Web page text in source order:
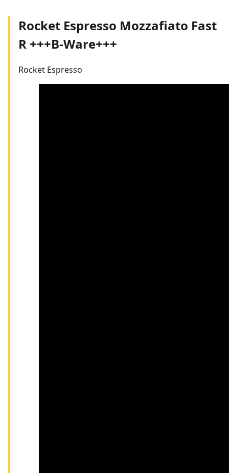
Rocket Espresso Mozzafiato Fast
R +++B-Ware+++
Rocket Espresso